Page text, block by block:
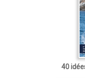
40